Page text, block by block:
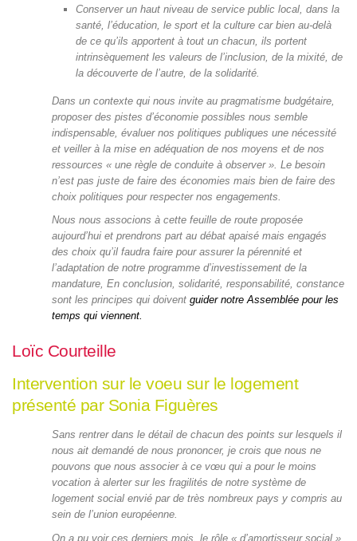
Conserver un haut niveau de service public local, dans la
santé, l’éducation, le sport et la culture car bien au-delà
de ce qu’ils apportent à tout un chacun, ils portent
intrinsèquement les valeurs de l’inclusion, de la mixité, de
la découverte de l’autre, de la solidarité.
Dans un contexte qui nous invite au pragmatisme budgétaire,
proposer des pistes d’économie possibles nous semble
indispensable, évaluer nos politiques publiques une nécessité
et veiller à la mise en adéquation de nos moyens et de nos
ressources « une règle de conduite à observer ». Le besoin
n’est pas juste de faire des économies mais bien de faire des
choix politiques pour respecter nos engagements.
Nous nous associons à cette feuille de route proposée
aujourd’hui et prendrons part au débat apaisé mais engagés
des choix qu’il faudra faire pour assurer la pérennité et
l’adaptation de notre programme d’investissement de la
mandature, En conclusion, solidarité, responsabilité, constance
sont les principes qui doivent guider notre Assemblée pour les
temps qui viennent.
Loïc Courteille
Intervention sur le voeu sur le logement
présenté par Sonia Figuères
Sans rentrer dans le détail de chacun des points sur lesquels il
nous ait demandé de nous prononcer, je crois que nous ne
pouvons que nous associer à ce vœu qui a pour le moins
vocation à alerter sur les fragilités de notre système de
logement social envié par de très nombreux pays y compris au
sein de l’union européenne.
On a pu voir ces derniers mois, le rôle « d’amortisseur social »